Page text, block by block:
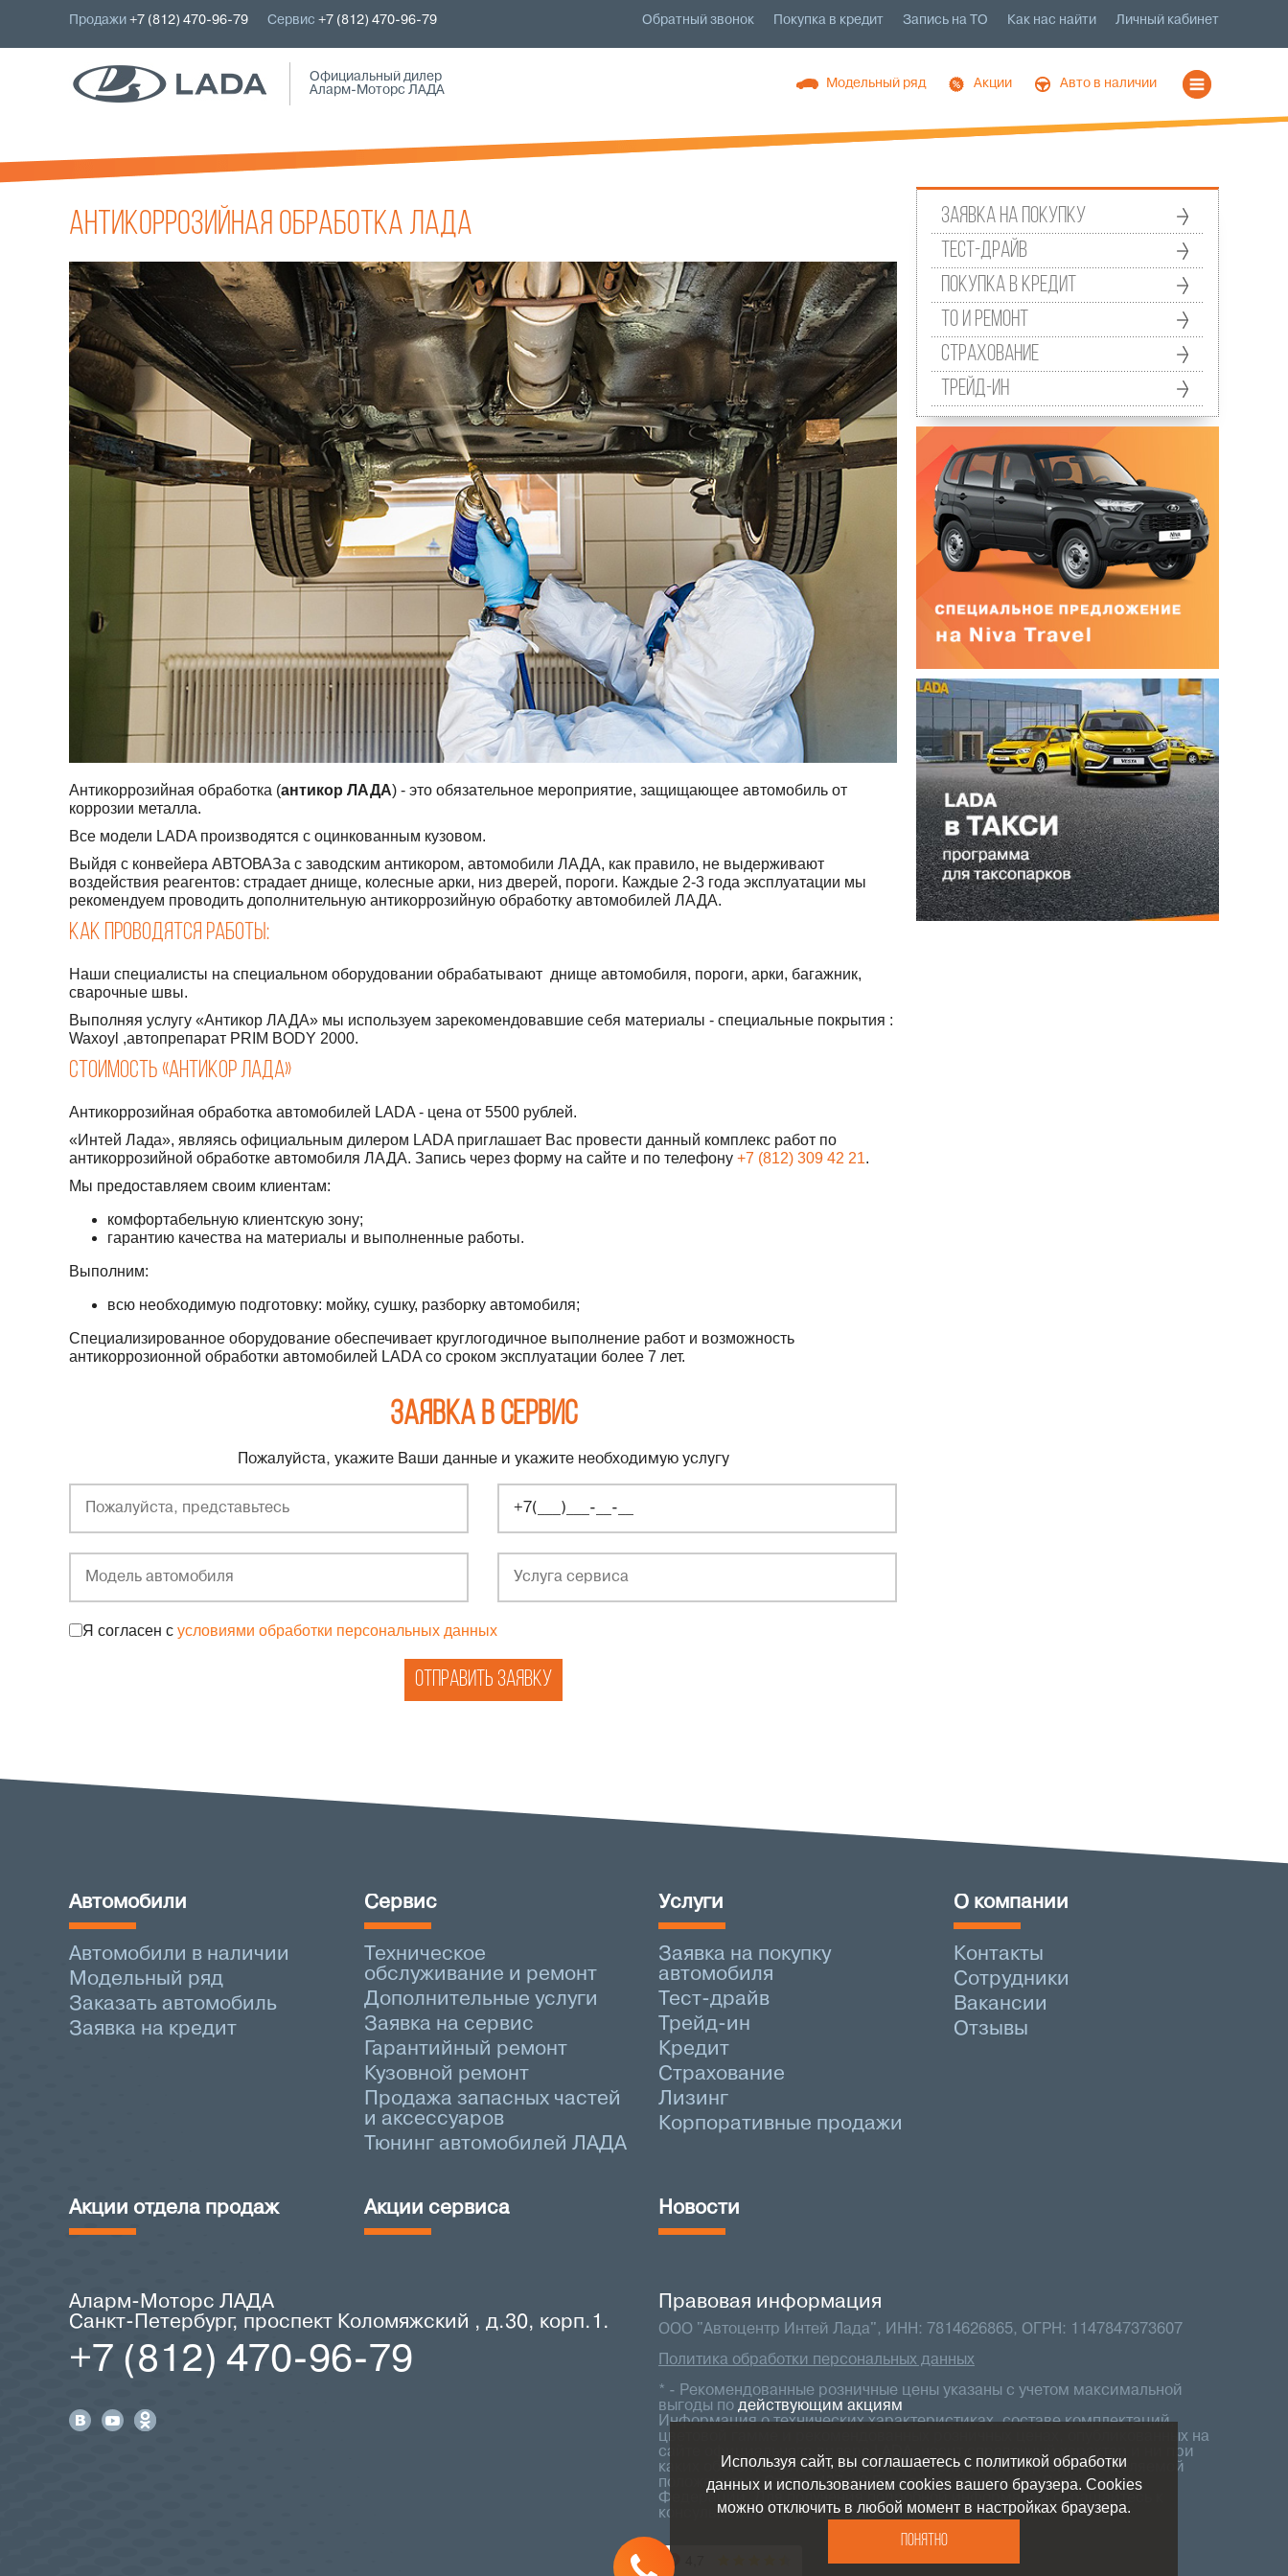
Личный кабинет
Как нас найти
Запись на ТО
Покупка в кредит
Обратный звонок
Продажи +7 (812) 470-96-79 Сервис +7 (812) 470-96-79
Авто в наличии
Акции
Модельный ряд
Официальный дилер
Аларм-Моторс ЛАДА
Антикоррозийная обработка ЛАДА
Антикоррозийная обработка (антикор ЛАДА) - это обязательное мероприятие, защищающее автомобиль от
коррозии металла.
Все модели LADA производятся с оцинкованным кузовом.
Выйдя с конвейера АВТОВАЗа с заводским антикором, автомобили ЛАДА, как правило, не выдерживают
воздействия реагентов: страдает днище, колесные арки, низ дверей, пороги. Каждые 2-3 года эксплуатации мы
рекомендуем проводить дополнительную антикоррозийную обработку автомобилей ЛАДА.
Как проводятся работы:
Наши специалисты на специальном оборудовании обрабатывают днище автомобиля, пороги, арки, багажник,
сварочные швы.
Выполняя услугу «Антикор ЛАДА» мы используем зарекомендовавшие себя материалы - специальные покрытия :
Waxoyl ,автопрепарат PRIM BODY 2000.
Стоимость «Антикор ЛАДА»
Антикоррозийная обработка автомобилей LADA - цена от 5500 рублей.
«Интей Лада», являясь официальным дилером LADA приглашает Вас провести данный комплекс работ по
антикоррозийной обработке автомобиля ЛАДА. Запись через форму на сайте и по телефону +7 (812) 309 42 21.
Мы предоставляем своим клиентам:
комфортабельную клиентскую зону;
гарантию качества на материалы и выполненные работы.
Выполним:
всю необходимую подготовку: мойку, сушку, разборку автомобиля;
Специализированное оборудование обеспечивает круглогодичное выполнение работ и возможность
антикоррозионной обработки автомобилей LADA со сроком эксплуатации более 7 лет.
Заявка в сервис
Пожалуйста, укажите Ваши данные и укажите необходимую услугу
Я согласен с условиями обработки персональных данных
Отправить заявку
Заявка на покупку
Тест-драйв
Покупка в кредит
ТО и ремонт
Страхование
Трейд-ин
Автомобили
Автомобили в наличии
Модельный ряд
Заказать автомобиль
Заявка на кредит
Сервис
Техническое
обслуживание и ремонт
Дополнительные услуги
Заявка на сервис
Гарантийный ремонт
Кузовной ремонт
Продажа запасных частей
и аксессуаров
Тюнинг автомобилей ЛАДА
Услуги
Заявка на покупку
автомобиля
Тест-драйв
Трейд-ин
Кредит
Страхование
Лизинг
Корпоративные продажи
О компании
Контакты
Сотрудники
Вакансии
Отзывы
Акции отдела продаж Акции сервиса Новости
Аларм-Моторс ЛАДА
Санкт-Петербург, проспект Коломяжский , д.30, корп.1.
+7 (812) 470-96-79
Правовая информация
ООО "Автоцентр Интей Лада", ИНН: 7814626865, ОГРН: 1147847373607
Политика обработки персональных данных
* - Рекомендованные розничные цены указаны с учетом максимальной
выгоды по действующим акциям
Информация о технических характеристиках, составе комплектаций,
цветовой гамме и рекомендованных розничных ценах, опубликованных на
сайте официального дилера LADA, носит справочный характер и ни при
каких обстоятельствах не является публичной офертой, определяемой
положениями Статьи 437 ч.2 Гражданского кодекса Российской
Федерации. Для получения подробной информации обращайтесь к
консультантам нашего автосалона.
Используя сайт, вы соглашаетесь с политикой обработки
данных и использованием cookies вашего браузера. Cookies
можно отключить в любой момент в настройках браузера.
Понятно